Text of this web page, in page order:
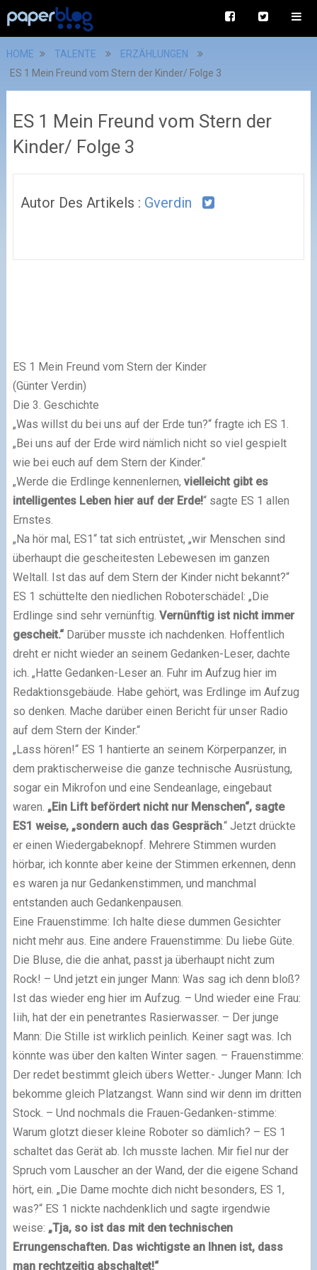
HOME TALENTE
ERZÄHLUNGEN
ES 1 Mein Freund vom Stern der Kinder/ Folge 3
ES 1 Mein Freund vom Stern der
Kinder/ Folge 3
Autor Des Artikels : Gverdin
ES 1 Mein Freund vom Stern der Kinder
(Günter Verdin)
Die 3. Geschichte
„Was willst du bei uns auf der Erde tun?“ fragte ich ES 1.
„Bei uns auf der Erde wird nämlich nicht so viel gespielt
wie bei euch auf dem Stern der Kinder.“
„Werde die Erdlinge kennenlernen, vielleicht gibt es
intelligentes Leben hier auf der Erde!“ sagte ES 1 allen
Ernstes.
„Na hör mal, ES1“ tat sich entrüstet, „wir Menschen sind
überhaupt die gescheitesten Lebewesen im ganzen
Weltall. Ist das auf dem Stern der Kinder nicht bekannt?“
ES 1 schüttelte den niedlichen Roboterschädel: „Die
Erdlinge sind sehr vernünftig. Vernünftig ist nicht immer
gescheit.“ Darüber musste ich nachdenken. Hoffentlich
dreht er nicht wieder an seinem Gedanken-Leser, dachte
ich. „Hatte Gedanken-Leser an. Fuhr im Aufzug hier im
Redaktionsgebäude. Habe gehört, was Erdlinge im Aufzug
so denken. Mache darüber einen Bericht für unser Radio
auf dem Stern der Kinder.“
„Lass hören!“ ES 1 hantierte an seinem Körperpanzer, in
dem praktischerweise die ganze technische Ausrüstung,
sogar ein Mikrofon und eine Sendeanlage, eingebaut
waren. „Ein Lift befördert nicht nur Menschen“, sagte
ES1 weise, „sondern auch das Gespräch.“ Jetzt drückte
er einen Wiedergabeknopf. Mehrere Stimmen wurden
hörbar, ich konnte aber keine der Stimmen erkennen, denn
es waren ja nur Gedankenstimmen, und manchmal
entstanden auch Gedankenpausen.
Eine Frauenstimme: Ich halte diese dummen Gesichter
nicht mehr aus. Eine andere Frauenstimme: Du liebe Güte.
Die Bluse, die die anhat, passt ja überhaupt nicht zum
Rock! – Und jetzt ein junger Mann: Was sag ich denn bloß?
Ist das wieder eng hier im Aufzug. – Und wieder eine Frau:
Iiih, hat der ein penetrantes Rasierwasser. – Der junge
Mann: Die Stille ist wirklich peinlich. Keiner sagt was. Ich
könnte was über den kalten Winter sagen. – Frauenstimme:
Der redet bestimmt gleich übers Wetter.- Junger Mann: Ich
bekomme gleich Platzangst. Wann sind wir denn im dritten
Stock. – Und nochmals die Frauen-Gedanken-stimme:
Warum glotzt dieser kleine Roboter so dämlich? – ES 1
schaltet das Gerät ab. Ich musste lachen. Mir fiel nur der
Spruch vom Lauscher an der Wand, der die eigene Schand
hört, ein. „Die Dame mochte dich nicht besonders, ES 1,
was?“ ES 1 nickte nachdenklich und sagte irgendwie
weise: „Tja, so ist das mit den technischen
Errungenschaften. Das wichtigste an Ihnen ist, dass
man rechtzeitig abschaltet!“